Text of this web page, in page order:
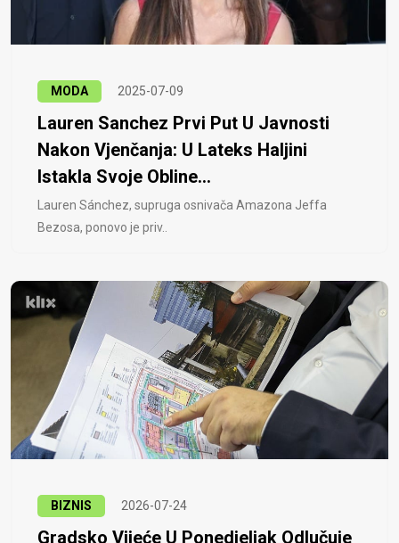
MODA 2025-07-09
Lauren Sanchez Prvi Put U Javnosti
Nakon Vjenčanja: U Lateks Haljini
Istakla Svoje Obline...
Lauren Sánchez, supruga osnivača Amazona Jeffa
Bezosa, ponovo je priv..
BIZNIS 2026-07-24
Gradsko Vijeće U Ponedjeljak Odlučuje